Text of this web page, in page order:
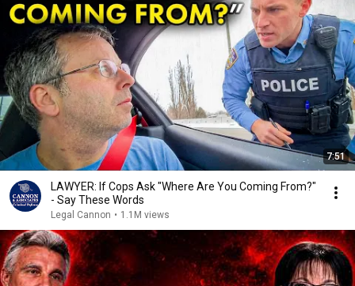
7:51
LAWYER: If Cops Ask "Where Are You Coming From?"
- Say These Words
Legal Cannon • 1.1M views